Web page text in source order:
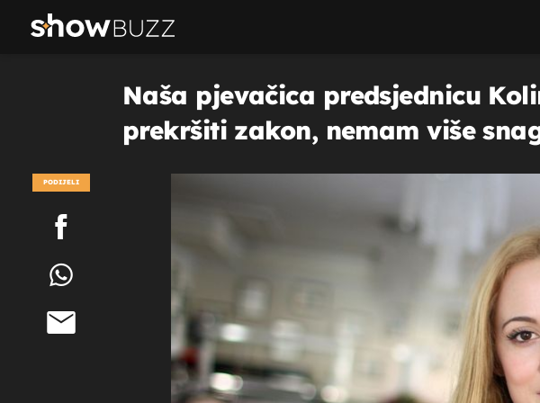
Naša pjevačica predsjednicu
prekršiti zakon, nemam više
PODIJELI